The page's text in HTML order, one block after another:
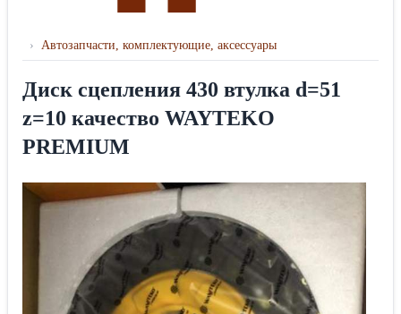
› Автозапчасти, комплектующие, аксессуары
Диск сцепления 430 втулка d=51
z=10 качество WAYTEKO
PREMIUM